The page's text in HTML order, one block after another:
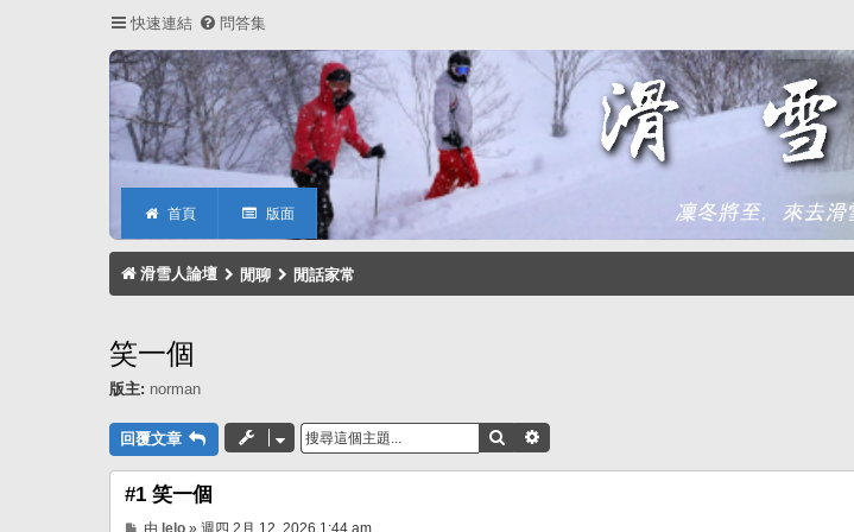
快速連結 問答集
首頁 版面
滑雪人論壇 閒聊 閒話家常
笑一個
版主: norman
回覆文章 搜尋
#1 笑一個
文
由 lelo» 週四 2月 12, 2026 1:44 am